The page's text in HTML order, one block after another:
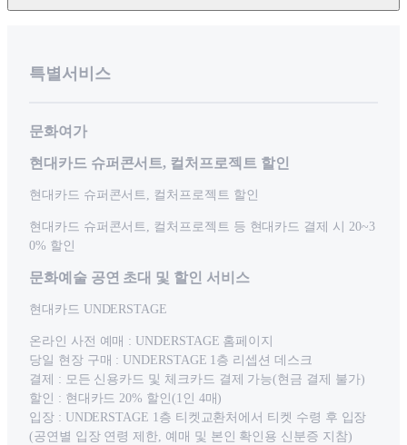
특별서비스
문화여가
현대카드 슈퍼콘서트, 컬처프로젝트 할인
현대카드 슈퍼콘서트, 컬처프로젝트 할인
현대카드 슈퍼콘서트, 컬처프로젝트 등 현대카드 결제 시 20~3
0% 할인
문화예술 공연 초대 및 할인 서비스
현대카드 UNDERSTAGE
온라인 사전 예매 : UNDERSTAGE 홈페이지
당일 현장 구매 : UNDERSTAGE 1층 리셉션 데스크
결제 : 모든 신용카드 및 체크카드 결제 가능(현금 결제 불가)
할인 : 현대카드 20% 할인(1인 4매)
입장 : UNDERSTAGE 1층 티켓교환처에서 티켓 수령 후 입장
(공연별 입장 연령 제한, 예매 및 본인 확인용 신분증 지참)